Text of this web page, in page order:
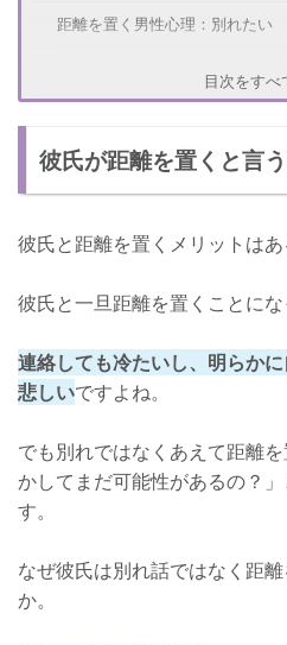
距離を置く男性心理：別れたい
彼氏と距離を置くのは意味ないって
彼と距離を置く意味とは？
彼氏と一旦距離を置くのは正し
彼氏と距離を置くメリット：自
彼氏と距離を置くデメリット：
目次をすべ
彼氏が距離を置くと言
彼氏と距離を置くメリットはあ
彼氏と一旦距離を置くことにな
連絡しても冷たいし、明らか
悲しいですよね。
でも別れではなくあえて距離
かしてまだ可能性があるの？
す。
なぜ彼氏は別れ話ではなく距
か。